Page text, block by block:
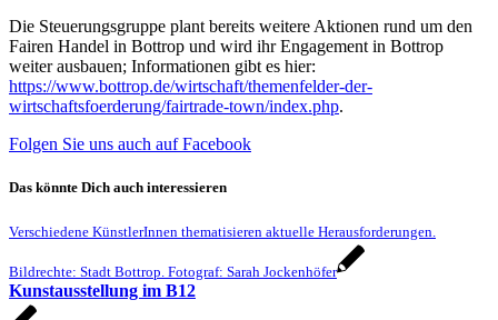
Die Steuerungsgruppe plant bereits weitere Aktionen rund um den
Fairen Handel in Bottrop und wird ihr Engagement in Bottrop
weiter ausbauen; Informationen gibt es hier:
https://www.bottrop.de/wirtschaft/themenfelder-der-
wirtschaftsfoerderung/fairtrade-town/index.php.
Folgen Sie uns auch auf Facebook
Das könnte Dich auch interessieren
Verschiedene KünstlerInnen thematisieren aktuelle Herausforderungen.
Bildrechte: Stadt Bottrop. Fotograf: Sarah Jockenhöfer
Kunstausstellung im B12